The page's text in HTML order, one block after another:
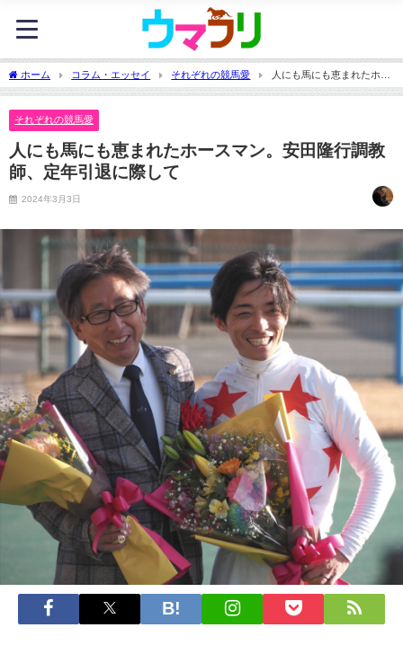
ホーム コラム・エッセイ それぞれの競馬愛
人にも馬にも恵まれたホー
スマン。安田隆行調教師、定年引退に際して
それぞれの競馬愛
人にも馬にも恵まれたホースマン。安田隆行調教
師、定年引退に際して
2024年3月3日